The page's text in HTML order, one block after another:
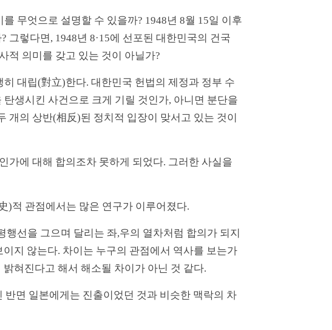
무엇으로 설명할 수 있을까? 1948년 8월 15일 이후
그렇다면, 1948년 8·15에 선포된 대한민국의 건국
적 의미를 갖고 있는 것이 아닐가?
대립(對立)한다. 대한민국 헌법의 제정과 정부 수
생시킨 사건으로 크게 기릴 것인가, 아니면 분단을
개의 상반(相反)된 정치적 입장이 맞서고 있는 것이
가에 대해 합의조차 못하게 되었다. 그러한 사실을
)적 관점에서는 많은 연구가 이루어졌다.
선을 그으며 달리는 좌,우의 열차처럼 합의가 되지
지 않는다. 차이는 누구의 관점에서 역사를 보는가
혀진다고 해서 해소될 차이가 아닌 것 같다.
면 일본에게는 진출이었던 것과 비슷한 맥락의 차